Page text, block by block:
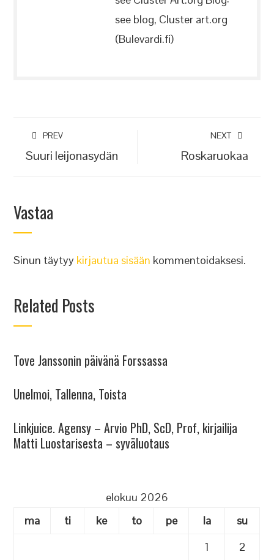
see blog, Cluster art.org
(Bulevardi.fi)
PREV
Suuri leijonasydän
NEXT
Roskaruokaa
Vastaa
Sinun täytyy kirjautua sisään kommentoidaksesi.
Related Posts
Tove Janssonin päivänä Forssassa
Unelmoi, Tallenna, Toista
Linkjuice. Agensy – Arvio PhD, ScD, Prof, kirjailija
Matti Luostarisesta – syväluotaus
elokuu 2026
ma
ti ke to pe la
su
1
2